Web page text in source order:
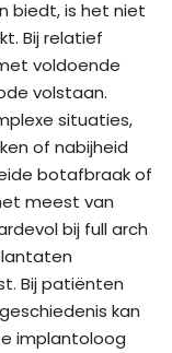
biedt, is het niet
Bij relatief
voldoende
volstaan.
situaties,
of nabijheid
botafbraak of
meest van
bij full arch
Bij patiënten
kan
implantoloog